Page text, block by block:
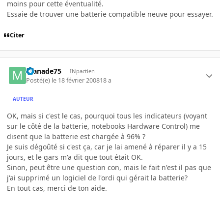
moins pour cette éventualité.
Essaie de trouver une batterie compatible neuve pour essayer.
Citer
manade75 INpactien
Posté(e) le 18 février 200818 a
AUTEUR
OK, mais si c'est le cas, pourquoi tous les indicateurs (voyant
sur le côté de la batterie, notebooks Hardware Control) me
disent que la batterie est chargée à 96% ?
Je suis dégoûté si c'est ça, car je lai amené à réparer il y a 15
jours, et le gars m'a dit que tout était OK.
Sinon, peut être une question con, mais le fait n'est il pas que
j'ai supprimé un logiciel de l'ordi qui gérait la batterie?
En tout cas, merci de ton aide.